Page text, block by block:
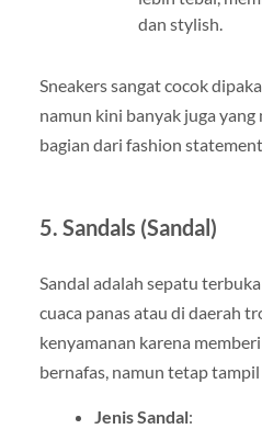
dan stylish.
Sneakers sangat cocok
namun kini banyak juga yang
bagian dari fashion
5. Sandals (Sandal)
Sandal adalah sepatu
cuaca panas atau di daerah
kenyamanan karena
bernafas, namun tetap tampil
Jenis Sandal: